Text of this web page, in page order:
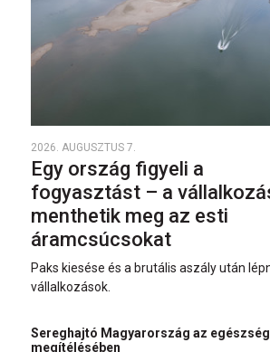
2026. AUGUSZTUS 7.
Egy ország figyeli a
fogyasztást – a
menthetik meg az esti
áramcsúcsokat
Paks kiesése és a brutális aszály után
vállalkozások.
Sereghajtó Magyarország az
megítélésében